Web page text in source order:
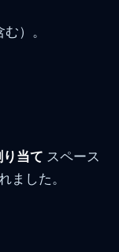
）。
当て スペース
ました。